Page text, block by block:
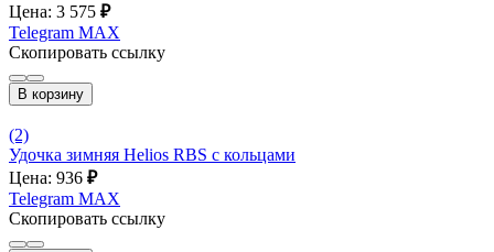
Цена: 3 575 ₽
Telegram MAX
Скопировать ссылку
В корзину
(2)
Удочка зимняя Helios RBS с кольцами
Цена: 936 ₽
Telegram MAX
Скопировать ссылку